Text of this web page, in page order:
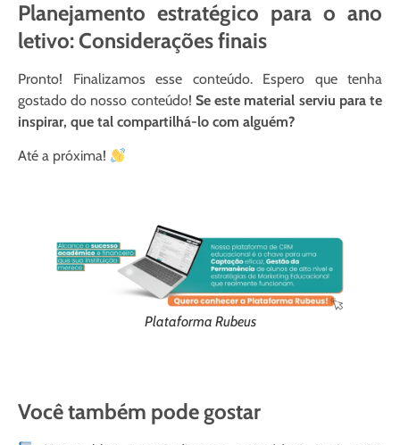
Planejamento estratégico para o ano
letivo:Considerações finais
Pronto! Finalizamos esse conteúdo. Espero que tenha
gostado do nosso conteúdo! Se este material serviu para te
inspirar, que tal compartilhá-lo com alguém?
Até a próxima!
Plataforma Rubeus
Você também pode gostar